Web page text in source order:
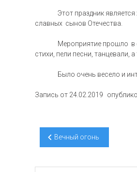
Этот праздник
славных сынов Отечества.
Мероприятие прошло в
стихи, пели песни, танцевали,
Было очень весело и
Запись от 24.02.2019
Навигация
по
записям
Вечный огонь